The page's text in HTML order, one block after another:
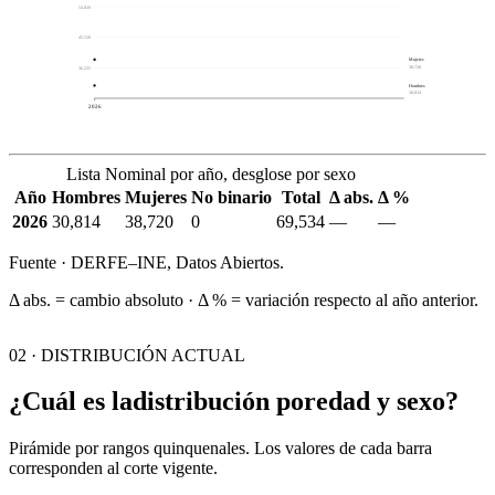
36,235
45,528
54,820
2026
Mujeres
38,720
Hombres
30,814
Lista Nominal por año, desglose por sexo
Año Hombres Mujeres No binario Total Δ abs. Δ %
2026 30,814 38,720 0 69,534 — —
Fuente · DERFE–INE, Datos Abiertos.
Δ abs. = cambio absoluto · Δ % = variación respecto al año anterior.
02 · DISTRIBUCIÓN ACTUAL
¿Cuál es ladistribución poredad y sexo?
Pirámide por rangos quinquenales. Los valores de cada barra
corresponden al corte vigente.